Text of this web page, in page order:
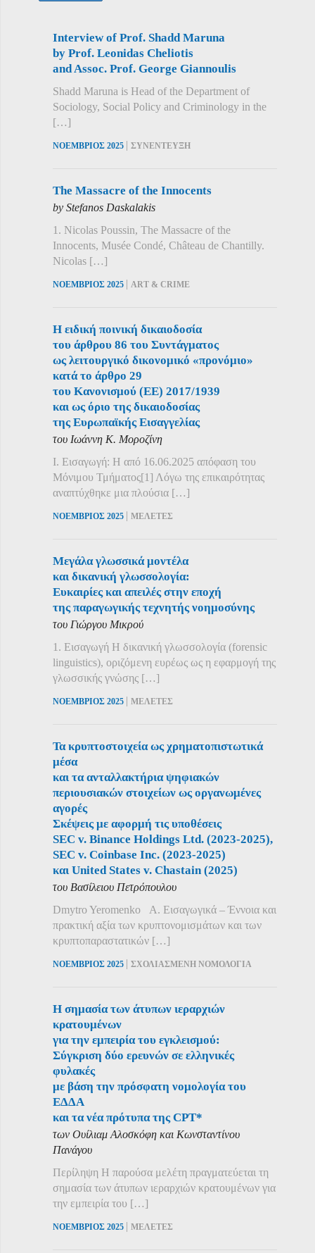
Interview of Prof. Shadd Maruna
by Prof. Leonidas Cheliotis
and Assoc. Prof. George Giannoulis
Shadd Maruna is Head of the Department of
Sociology, Social Policy and Criminology in the
[…]
ΝΟΕΜΒΡΙΟΣ 2025 | ΣΥΝΕΝΤΕΥΞΗ
The Massacre of the Innocents
by Stefanos Daskalakis
1. Nicolas Poussin, The Massacre of the
Innocents, Musée Condé, Château de Chantilly.
Nicolas […]
ΝΟΕΜΒΡΙΟΣ 2025 | ART & CRIME
Η ειδική ποινική δικαιοδοσία
του άρθρου 86 του Συντάγματος
ως λειτουργικό δικονομικό «προνόμιο»
κατά το άρθρο 29
του Κανονισμού (ΕΕ) 2017/1939
και ως όριο της δικαιοδοσίας
της Ευρωπαϊκής Εισαγγελίας
του Ιωάννη Κ. Μοροζίνη
Ι. Εισαγωγή: Η από 16.06.2025 απόφαση του
Μόνιμου Τμήματος[1] Λόγω της επικαιρότητας
αναπτύχθηκε μια πλούσια […]
ΝΟΕΜΒΡΙΟΣ 2025 | ΜΕΛΕΤΕΣ
Μεγάλα γλωσσικά μοντέλα
και δικανική γλωσσολογία:
Ευκαιρίες και απειλές στην εποχή
της παραγωγικής τεχνητής νοημοσύνης
του Γιώργου Μικρού
1. Εισαγωγή Η δικανική γλωσσολογία (forensic
linguistics), οριζόμενη ευρέως ως η εφαρμογή της
γλωσσικής γνώσης […]
ΝΟΕΜΒΡΙΟΣ 2025 | ΜΕΛΕΤΕΣ
Τα κρυπτοστοιχεία ως χρηματοπιστωτικά
μέσα
και τα ανταλλακτήρια ψηφιακών
περιουσιακών στοιχείων ως οργανωμένες
αγορές
Σκέψεις με αφορμή τις υποθέσεις
SEC v. Binance Holdings Ltd. (2023-2025),
SEC v. Coinbase Inc. (2023-2025)
και United States v. Chastain (2025)
του Βασίλειου Πετρόπουλου
Dmytro Yeromenko Α. Εισαγωγικά – Έννοια και
πρακτική αξία των κρυπτονομισμάτων και των
κρυπτοπαραστατικών […]
ΝΟΕΜΒΡΙΟΣ 2025 | ΣΧΟΛΙΑΣΜΕΝΗ ΝΟΜΟΛΟΓΙΑ
Η σημασία των άτυπων ιεραρχιών
κρατουμένων
για την εμπειρία του εγκλεισμού:
Σύγκριση δύο ερευνών σε ελληνικές
φυλακές
με βάση την πρόσφατη νομολογία του
ΕΔΔΑ
και τα νέα πρότυπα της CPT*
των Ουίλιαμ Αλοσκόφη και Κωνσταντίνου
Πανάγου
Περίληψη Η παρούσα μελέτη πραγματεύεται τη
σημασία των άτυπων ιεραρχιών κρατουμένων για
την εμπειρία του […]
ΝΟΕΜΒΡΙΟΣ 2025 | ΜΕΛΕΤΕΣ